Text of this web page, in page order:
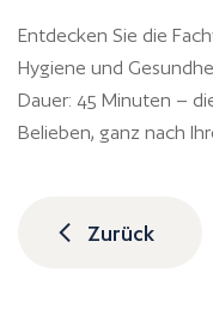
Entdecken Sie die
Hygiene und
Dauer: 45 Minuten –
Belieben, ganz nach
Zurück